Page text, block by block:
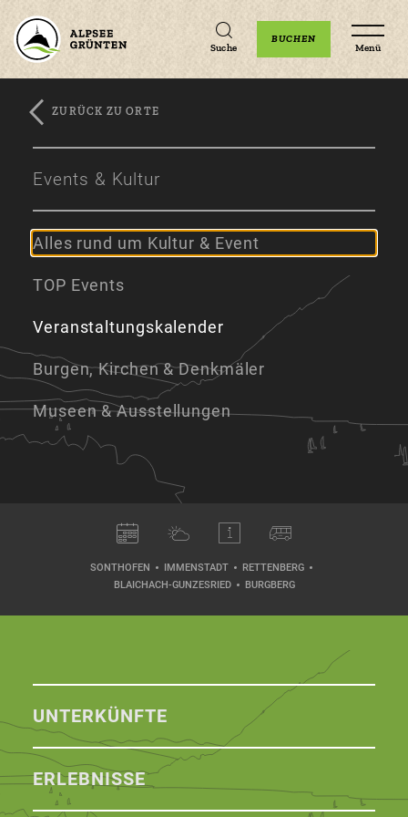
Zum
Zur
Zum
Suche
BUCHEN
Menü
ZURÜCK ZU ORTE
Events & Kultur
Alles rund um Kultur & Event
TOP Events
Veranstaltungskalender
Burgen, Kirchen & Denkmäler
Museen & Ausstellungen
SONTHOFEN IMMENSTADT
RETTENBERG
BLAICHACH-GUNZESRIED
BURGBERG
UNTERKÜNFTE
ERLEBNISSE
Unterkünfte Veranstaltungen